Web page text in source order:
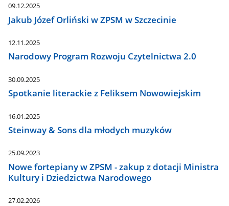
09.12.2025
Jakub Józef Orliński w ZPSM w Szczecinie
12.11.2025
Narodowy Program Rozwoju Czytelnictwa 2.0
30.09.2025
Spotkanie literackie z Feliksem Nowowiejskim
16.01.2025
Steinway & Sons dla młodych muzyków
25.09.2023
Nowe fortepiany w ZPSM - zakup z dotacji Ministra
Kultury i Dziedzictwa Narodowego
27.02.2026